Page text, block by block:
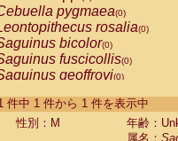
pygmaea(0)
rosalia(0)
bicolor(0)
fuscicollis(0)
geoffroyi(0)
labiatus(0)
Saguinus leucopus (0)
件中 1 件から 1 件を表示中
性別：M
年齢：
属名：